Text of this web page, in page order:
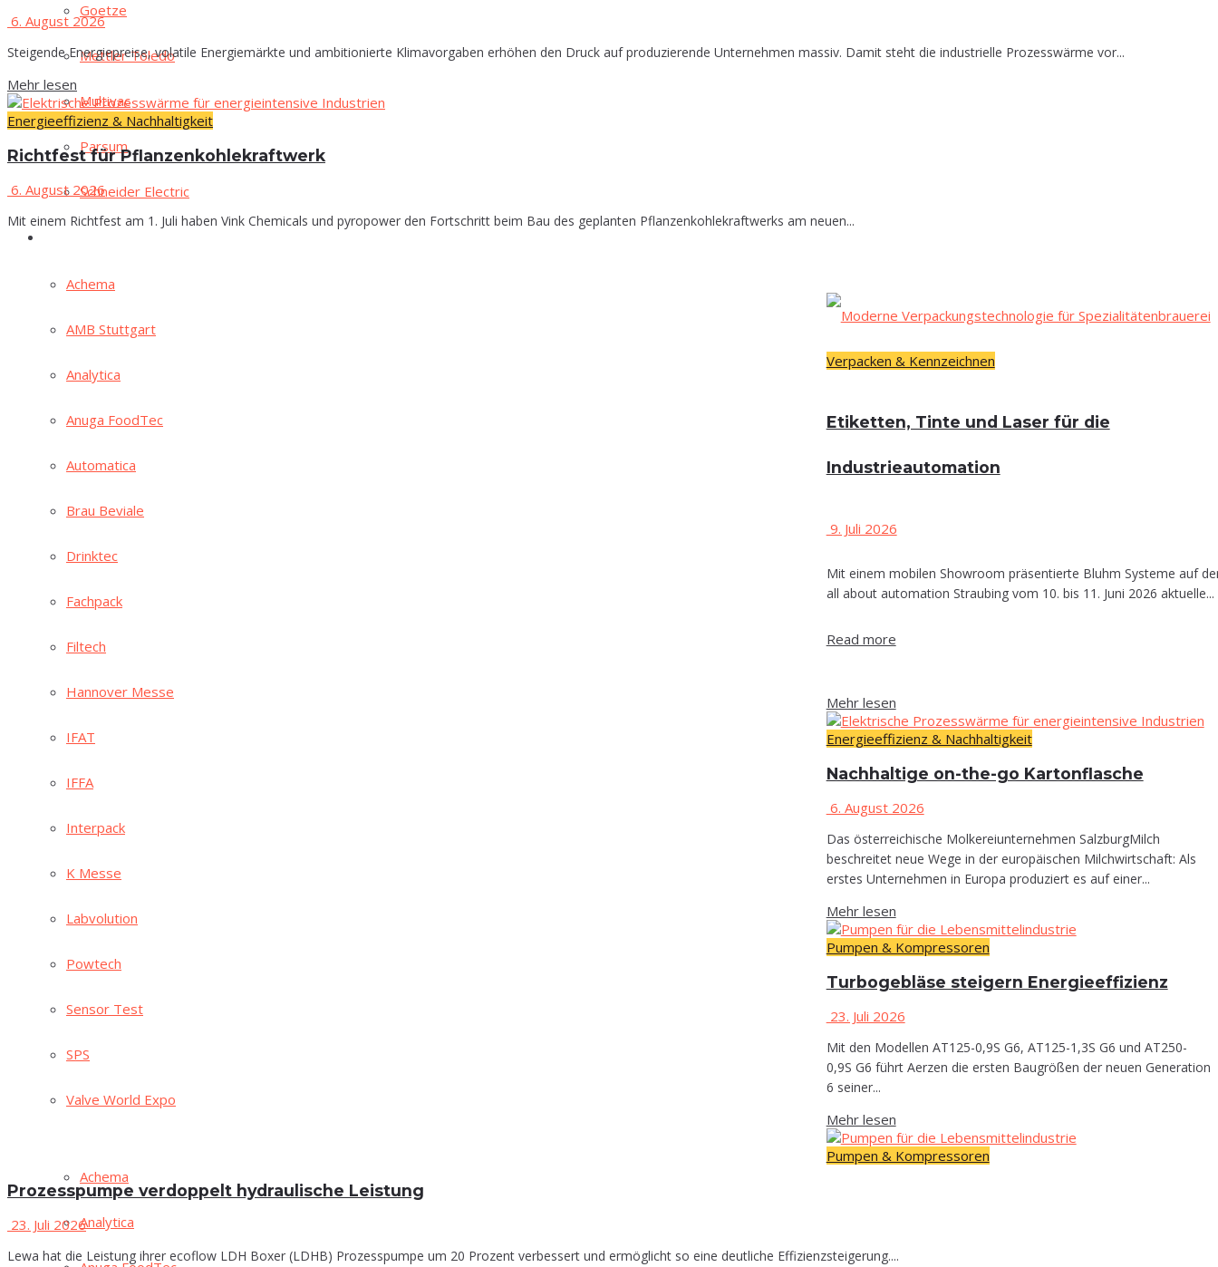
Goe­t­ze
Mett­ler Toledo
Mul­ti­vac
Par­sum
Schnei­der Electric
Ache­ma
AMB Stutt­gart
Ana­ly­ti­ca
Anu­ga FoodTec
Auto­ma­ti­ca
Brau Bevia­le
Drink­tec
Fach­pack
Fil­tech
Han­no­ver Messe
IFAT
IFFA
Inter­pack
K Mes­se
Lab­vo­lu­ti­on
Pow­tech
Sen­sor Test
SPS
Val­ve World Expo
Verpacken & Kennzeichnen
Eti­ket­ten, Tin­te und Laser für die
Industrieautomation
9. Juli 2026
Mit einem mobilen Showroom präsentierte Bluhm Systeme auf
all about automation Straubing vom 10. bis 11. Juni 2026 aktuelle...
Read more
Ache­ma
Ana­ly­ti­ca
6. August 2026
Steigende Energiepreise, volatile Energiemärkte und ambitionierte Klimavorgaben erhöhen den Druck auf produzierende Unternehmen massiv. Damit steht die industrielle Prozesswärme vor...
Mehr lesen
Energieeffizienz & Nachhaltigkeit
Richt­fest für Pflanzenkohlekraftwerk
6. August 2026
Mit einem Richtfest am 1. Juli haben Vink Chemicals und pyropower den Fortschritt beim Bau des geplanten Pflanzenkohlekraftwerks am neuen...
Mehr lesen
Energieeffizienz & Nachhaltigkeit
Nach­hal­ti­ge on-the-go Kartonflasche
6. August 2026
Das österreichische Molkereiunternehmen SalzburgMilch
beschreitet neue Wege in der europäischen Milchwirtschaft: Als
erstes Unternehmen in Europa produziert es auf einer...
Mehr lesen
Pumpen & Kompressoren
Tur­bo­ge­blä­se stei­gern Energieeffizienz
23. Juli 2026
Mit den Modellen AT125-0,9S G6, AT125-1,3S G6 und AT250-
0,9S G6 führt Aerzen die ersten Baugrößen der neuen Generation
6 seiner...
Mehr lesen
Pumpen & Kompressoren
Pro­zesspum­pe ver­dop­pelt hydrau­li­sche Leistung
23. Juli 2026
Lewa hat die Leistung ihrer ecoflow LDH Boxer (LDHB) Prozesspumpe um 20 Prozent verbessert und ermöglicht so eine deutliche Effizienzsteigerung....